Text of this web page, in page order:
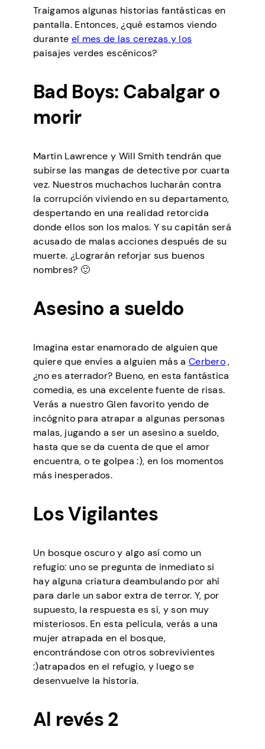
Traigamos algunas historias fantásticas en
pantalla. Entonces, ¿qué estamos viendo
durante el mes de las cerezas y los
paisajes verdes escénicos?
Bad Boys: Cabalgar o
morir
Martin Lawrence y Will Smith tendrán que
subirse las mangas de detective por cuarta
vez. Nuestros muchachos lucharán contra
la corrupción viviendo en su departamento,
despertando en una realidad retorcida
donde ellos son los malos. Y su capitán será
acusado de malas acciones después de su
muerte. ¿Lograrán reforjar sus buenos
nombres? 🙂
Asesino a sueldo
Imagina estar enamorado de alguien que
quiere que envíes a alguien más a Cerbero,
¿no es aterrador? Bueno, en esta fantástica
comedia, es una excelente fuente de risas.
Verás a nuestro Glen favorito yendo de
incógnito para atrapar a algunas personas
malas, jugando a ser un asesino a sueldo,
hasta que se da cuenta de que el amor
encuentra, o te golpea :), en los momentos
más inesperados.
Los Vigilantes
Un bosque oscuro y algo así como un
refugio: uno se pregunta de inmediato si
hay alguna criatura deambulando por ahí
para darle un sabor extra de terror. Y, por
supuesto, la respuesta es sí, y son muy
misteriosos. En esta película, verás a una
mujer atrapada en el bosque,
encontrándose con otros sobrevivientes
:)atrapados en el refugio, y luego se
desenvuelve la historia.
Al revés 2